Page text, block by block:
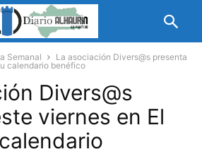
Semanal
La asociación Divers@s presenta
calendario benéfico
Divers@s
viernes en El